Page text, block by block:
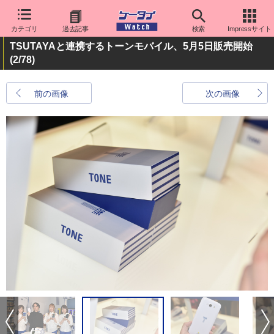
カテゴリ 過去記事 検索 Impressサイト
TSUTAYAと連携するトーンモバイル、5月5日販売開始
(2/78)
前の画像 次の画像